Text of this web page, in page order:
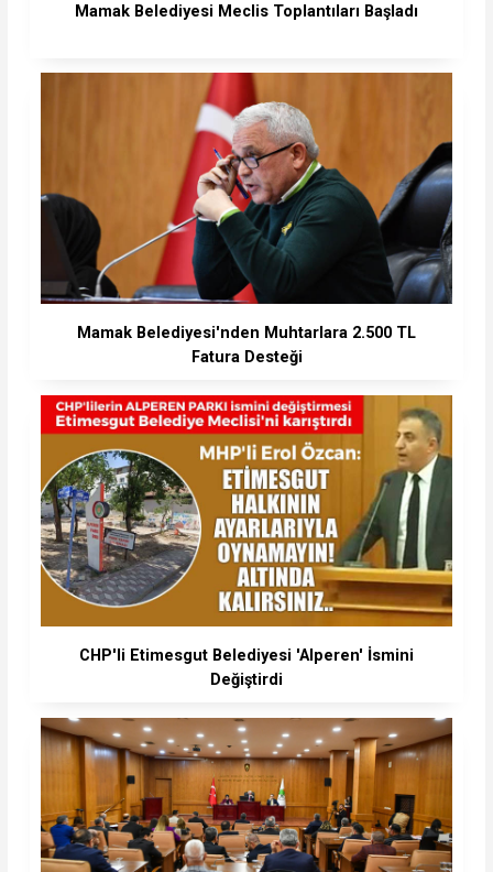
Mamak Belediyesi Meclis Toplantıları Başladı
Mamak Belediyesi'nden Muhtarlara 2.500 TL
Fatura Desteği
CHP'li Etimesgut Belediyesi 'Alperen' İsmini
Değiştirdi